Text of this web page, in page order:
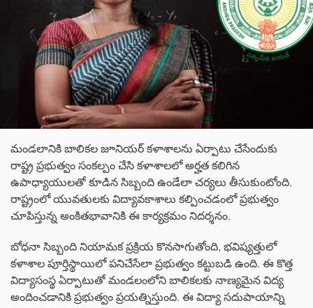
మండలానికి బాలికల జూనియర్ కళాశాలను ఏర్పాటు చేసేందుకు
రాష్ట్ర ప్రభుత్వం సంకల్పం చేసి కళాశాలలో అర్హత కలిగిన
ఉపాధ్యాయులతో కూడిన సిబ్బంది ఉండేలా చర్యలు తీసుకుంటోంది.
రాష్ట్రంలో యువతులకు విద్యావకాశాలు కల్పించడంలో ప్రభుత్వం
చూపిస్తున్న అంకితభావానికి ఈ కార్యక్రమం నిదర్శనం.
బోధనా సిబ్బంది నియామక ప్రక్రియ కొనసాగుతోంది, భవిష్యత్తులో
కళాశాల పూర్తిస్థాయిలో పనిచేసేలా ప్రభుత్వం కట్టుబడి ఉంది. ఈ కొత్త
విద్యాసంస్థ ఏర్పాటుతో మండలంలోని బాలికలకు నాణ్యమైన విద్య
అందించడానికి ప్రభుత్వం ప్రయత్నిస్తుంది. ఈ విద్యా సదుపాయాన్ని